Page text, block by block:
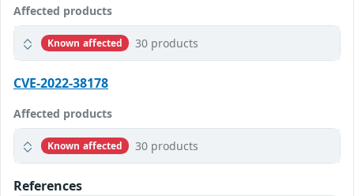
Affected products
Known affected 30 products
CVE-2022-38178
Affected products
Known affected 30 products
References